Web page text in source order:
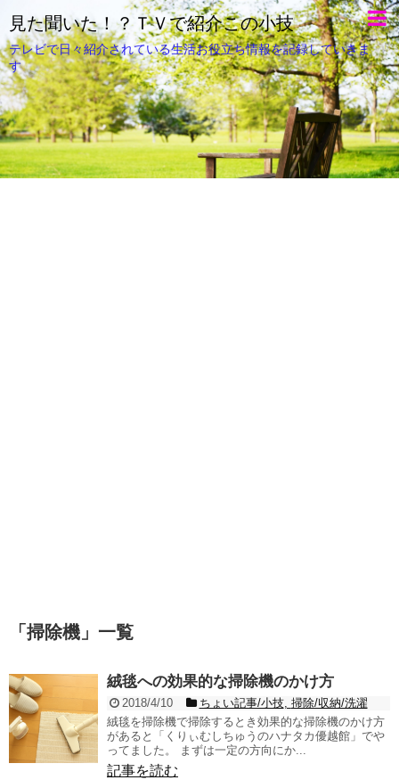
見た聞いた！？ＴＶで紹介この小技
テレビで日々紹介されている生活お役立ち情報を記録していきま
す
「 掃除機 」 一覧
絨毯への効果的な掃除機のかけ方
2018/4/10 ちょい記事/小技, 掃除/収納/洗濯
絨毯を掃除機で掃除するとき効果的な掃除機のかけ方
があると「くりぃむしちゅうのハナタカ優越館」でや
ってました。 まずは一定の方向にか...
記事を読む